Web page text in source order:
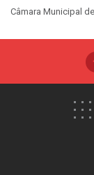
Câmara Municipal